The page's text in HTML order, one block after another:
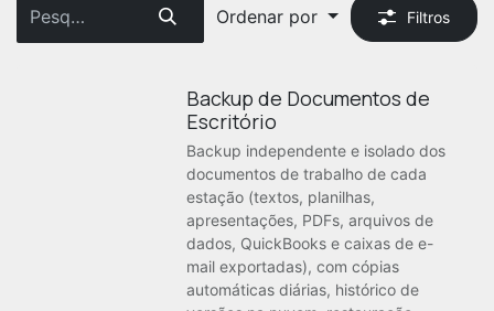
Ordenar por Filtros
Backup de Documentos de
Escritório
Backup independente e isolado dos
documentos de trabalho de cada
estação (textos, planilhas,
apresentações, PDFs, arquivos de
dados, QuickBooks e caixas de e-
mail exportadas), com cópias
automáticas diárias, histórico de